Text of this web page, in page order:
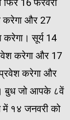
16 फरवरी
करेगा और 27
सूर्य 14
करेगा और 17
करेगा और
बुध जो आपके ८वें
में १४ जनवरी को